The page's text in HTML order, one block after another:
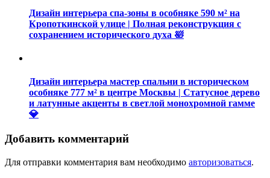
Дизайн интерьера спа-зоны в особняке 590 м² на
Кропоткинской улице | Полная реконструкция с
сохранением исторического духа 🛀
Дизайн интерьера мастер спальни в историческом
особняке 777 м² в центре Москвы | Статусное дерево
и латунные акценты в светлой монохромной гамме
💎
Добавить комментарий
Для отправки комментария вам необходимо авторизоваться.